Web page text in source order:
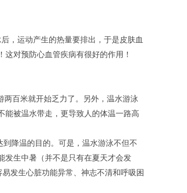
运动产生的热量要排出，于是皮肤血
对预防心血管疾病有很好的作用！
百米就开始乏力了。另外，温水游泳
能被温水带走，更导致人的体温一路高
降温的目的。可是，温水游泳不但不
发生中暑（并不是只有在夏天才会发
发生心脏功能异常、神志不清和呼吸困